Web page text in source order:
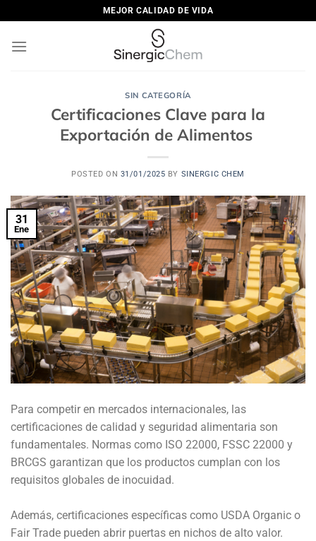
al
contenido
MEJOR CALIDAD DE VIDA
SIN CATEGORÍA
Certificaciones Clave para la
Exportación de Alimentos
POSTED ON 31/01/2025 BY SINERGIC CHEM
31
Ene
Para competir en mercados internacionales, las
certificaciones de calidad y seguridad alimentaria son
fundamentales. Normas como ISO 22000, FSSC 22000 y
BRCGS garantizan que los productos cumplan con los
requisitos globales de inocuidad.
Además, certificaciones específicas como USDA Organic o
Fair Trade pueden abrir puertas en nichos de alto valor.